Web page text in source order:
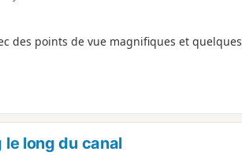
des points de vue magnifiques et quelques
le long du canal